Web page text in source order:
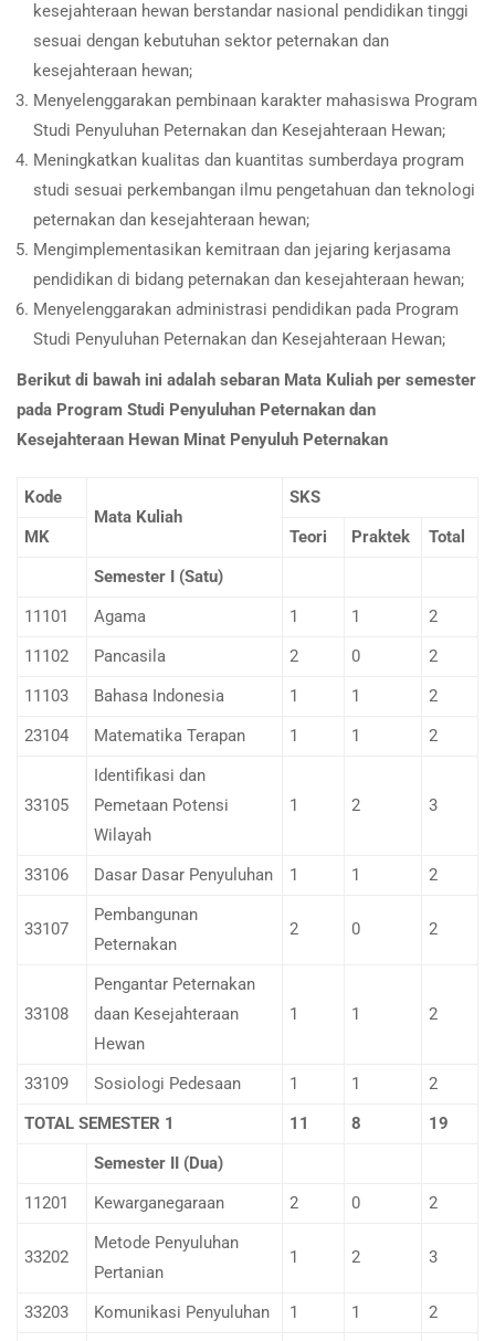
kesejahteraan hewan berstandar nasional pendidikan tinggi
sesuai dengan kebutuhan sektor peternakan dan
kesejahteraan hewan;
Menyelenggarakan pembinaan karakter mahasiswa Program
Studi Penyuluhan Peternakan dan Kesejahteraan Hewan;
Meningkatkan kualitas dan kuantitas sumberdaya program
studi sesuai perkembangan ilmu pengetahuan dan teknologi
peternakan dan kesejahteraan hewan;
Mengimplementasikan kemitraan dan jejaring kerjasama
pendidikan di bidang peternakan dan kesejahteraan hewan;
Menyelenggarakan administrasi pendidikan pada Program
Studi Penyuluhan Peternakan dan Kesejahteraan Hewan;
Berikut di bawah ini adalah sebaran Mata Kuliah per semester
pada Program Studi Penyuluhan Peternakan dan
Kesejahteraan Hewan Minat Penyuluh Peternakan
Kode
Mata Kuliah
SKS
MK
Teori Praktek
Total
Semester I (Satu)
11101
Agama 1 1
2
11102
Pancasila 2 0
2
11103
Bahasa Indonesia 1 1
2
23104
Matematika Terapan 1 1 2
33105
Identifikasi dan
Pemetaan Potensi
Wilayah
1 2 3
33106 Dasar Dasar Penyuluhan 1 1 2
33107
Pembangunan
Peternakan
2 0 2
33108
Pengantar Peternakan
daan Kesejahteraan
Hewan
1 1 2
33109 Sosiologi Pedesaan 1 1
2
TOTAL SEMESTER 1
11 8
19
Semester II (Dua)
11201
Kewarganegaraan 2 0 2
33202
Metode Penyuluhan
Pertanian
1 2 3
33203 Komunikasi Penyuluhan 1 1 2